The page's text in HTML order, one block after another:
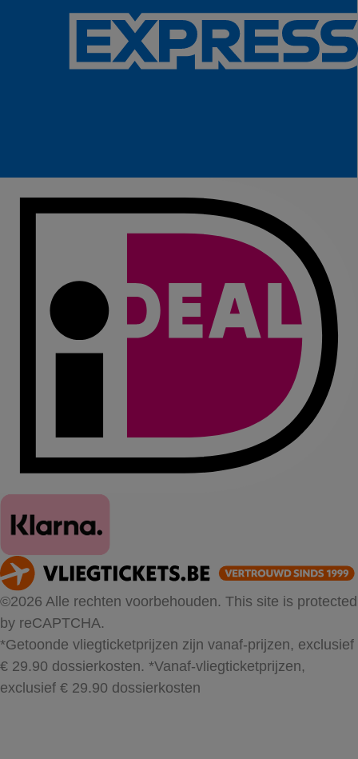
©2026 Alle rechten voorbehouden. This site is protected
by reCAPTCHA.
*Getoonde vliegticketprijzen zijn vanaf-prijzen, exclusief
€ 29.90 dossierkosten. *Vanaf-vliegticketprijzen,
exclusief € 29.90 dossierkosten